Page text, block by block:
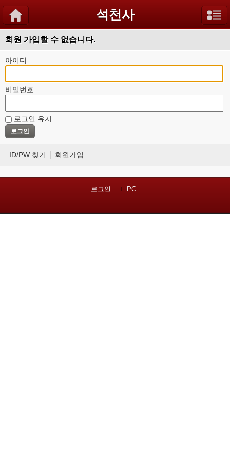
석천사
회원 가입할 수 없습니다.
아이디
비밀번호
로그인 유지
ID/PW 찾기 회원가입
로그인... PC